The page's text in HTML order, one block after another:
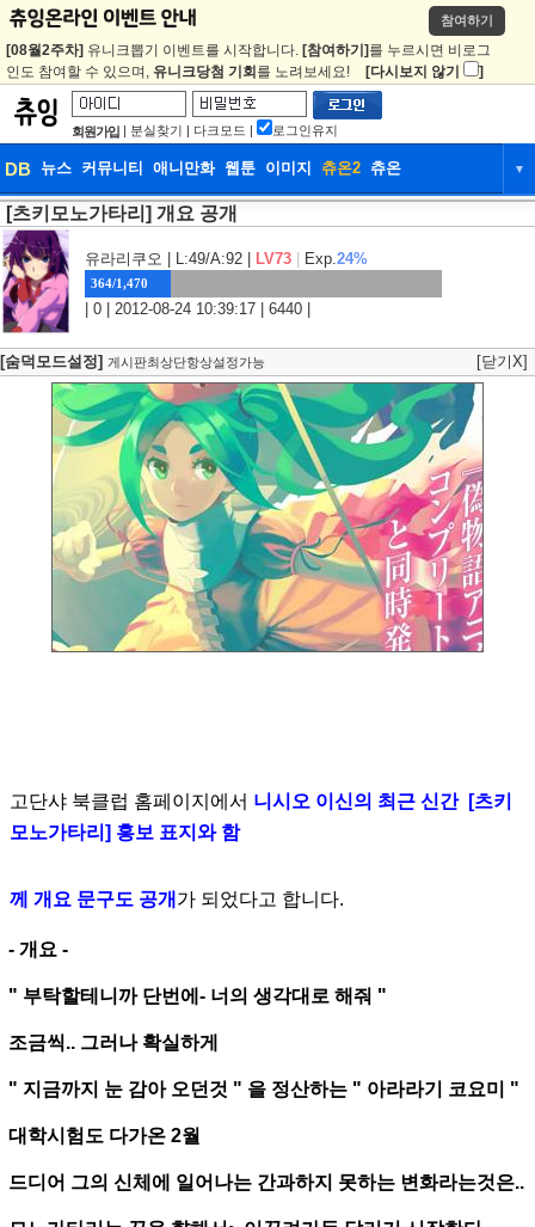
참여하기
[08월2주차] 유니크뽑기 이벤트를 시작합니다. [참여하기] 를 누르시면 비로그
인도 참여할 수 있으며, 유니크당첨 기회 를 노려보세요! [다시보지 않기 ]
회원가입 | 분실찾기 | 다크모드 | 로그인유지
DB 뉴스 커뮤니티 애니만화 웹툰 이미지 츄온2 츄온 ▼
DB 뉴스
웹툰 이미지 츄온2
[츠키모노가타리] 개요 공개
유라리쿠오 | L:49/A:92 | LV73 Exp.24%
364/1,470
| 0 | 2012-08-24 10:39:17 | 6440 |
[숨덕모드설정] 게시판최상단항상설정가능 [닫기X]
고단샤 북클럽 홈페이지에서 니시오 이신의 최근 신간 [츠키
모노가타리] 홍보 표지와 함
께 개요 문구도 공개 가 되었다고 합니다.
- 개요 -
" 부탁할테니까 단번에- 너의 생각대로 해줘 "
조금씩.. 그러나 확실하게
" 지금까지 눈 감아 오던것 " 을 정산하는 " 아라라기 코요미 "
대학시험도 다가온 2월
드디어 그의 신체에 일어나는 간과하지 못하는 변화라는것은..